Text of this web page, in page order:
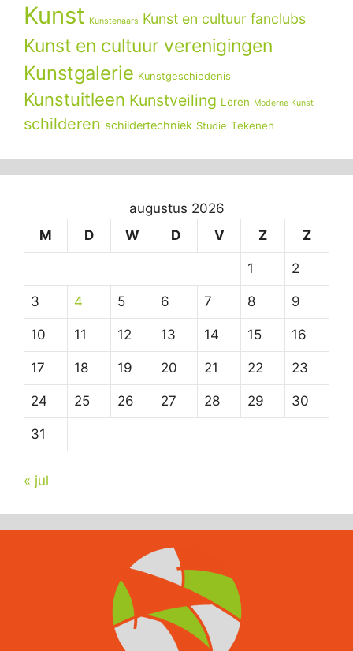
Kunst Kunstenaars Kunst en cultuur fanclubs
Kunst en cultuur verenigingen
Kunstgalerie Kunstgeschiedenis
Kunstuitleen Kunstveiling Leren Moderne Kunst
schilderen schildertechniek Studie Tekenen
augustus 2026
M
D W D V Z Z
1 2
3 4 5 6 7 8 9
10 11 12 13 14 15 16
17 18 19 20 21 22 23
24 25 26 27 28 29 30
31
« jul